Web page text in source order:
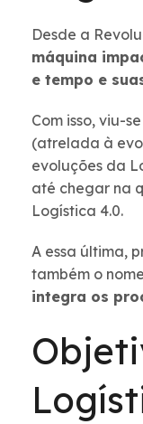
Desde a
máquina
e tempo e
Com isso, viu-
(atrelada à
evoluções da
até chegar na
Logística 4.0.
A essa última,
também o
integra os